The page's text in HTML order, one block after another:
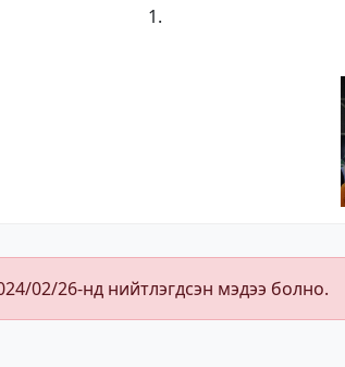
02/26-нд нийтлэгдсэн мэдээ болно.